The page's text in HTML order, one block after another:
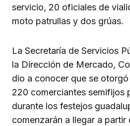
servicio, 20 oficiales de
moto patrullas y dos grúas.
La Secretaría de Servicios
la Dirección de Mercado,
dio a conocer que se
220 comerciantes semifijos
durante los festejos
comenzarán a llegar a partir